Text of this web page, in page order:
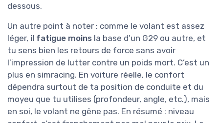
dessous.
Un autre point à noter : comme le volant est assez
léger, il fatigue moins la base d’un G29 ou autre, et
tu sens bien les retours de force sans avoir
l’impression de lutter contre un poids mort. C’est un
plus en simracing. En voiture réelle, le confort
dépendra surtout de ta position de conduite et du
moyeu que tu utilises (profondeur, angle, etc.), mais
en soi, le volant ne gêne pas. En résumé : niveau